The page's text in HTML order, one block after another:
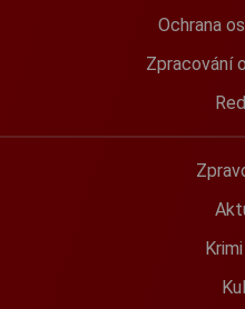
Ochrana
Zpracování